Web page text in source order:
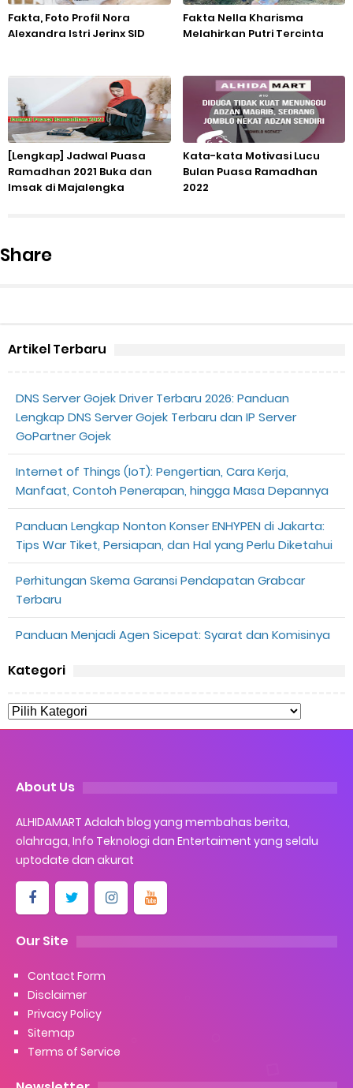
Fakta, Foto Profil Nora
Alexandra Istri Jerinx SID
Fakta Nella Kharisma
Melahirkan Putri Tercinta
[Lengkap] Jadwal Puasa
Ramadhan 2021 Buka dan
Imsak di Majalengka
Kata-kata Motivasi Lucu
Bulan Puasa Ramadhan
2022
Share
Artikel Terbaru
DNS Server Gojek Driver Terbaru 2026: Panduan
Lengkap DNS Server Gojek Terbaru dan IP Server
GoPartner Gojek
Internet of Things (IoT): Pengertian, Cara Kerja,
Manfaat, Contoh Penerapan, hingga Masa Depannya
Panduan Lengkap Nonton Konser ENHYPEN di Jakarta:
Tips War Tiket, Persiapan, dan Hal yang Perlu Diketahui
Perhitungan Skema Garansi Pendapatan Grabcar
Terbaru
Panduan Menjadi Agen Sicepat: Syarat dan Komisinya
Kategori
About Us
ALHIDAMART Adalah blog yang membahas berita,
olahraga, Info Teknologi dan Entertaiment yang selalu
uptodate dan akurat
Our Site
Contact Form
Disclaimer
Privacy Policy
Sitemap
Terms of Service